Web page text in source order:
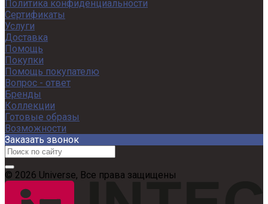
Политика конфиденциальности
Сертификаты
Услуги
Доставка
Помощь
Покупки
Помощь покупателю
Вопрос - ответ
Бренды
Коллекции
Готовые образы
Возможности
Заказать звонок
© 2026 Universe, Все права защищены